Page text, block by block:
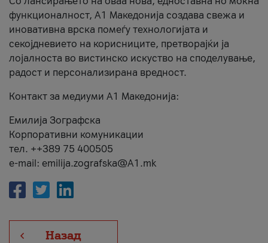
функционалност, А1 Македонија создава свежа и
иновативна врска помеѓу технологијата и
секојдневието на корисниците, претворајќи ја
лојалноста во вистинско искуство на споделување,
радост и персонализирана вредност.
Контакт за медиуми А1 Македонија:
Емилија Зографска
Корпоративни комуникации
тел. ++389 75 400505
e-mail: emilija.zografska@A1.mk
Назад